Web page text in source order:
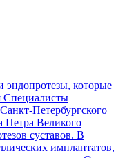
эндопротезы, которые
Специалисты
Петербургского
Петра Великого
суставов. В
имплантатов,